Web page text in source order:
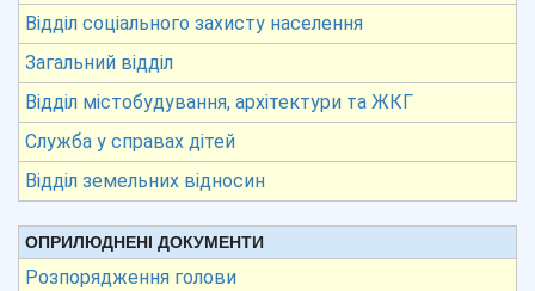
Відділ соціального захисту населення
Загальний відділ
Відділ містобудування, архітектури та ЖКГ
Служба у справах дітей
Відділ земельних відносин
ОПРИЛЮДНЕНІ ДОКУМЕНТИ
Розпорядження голови